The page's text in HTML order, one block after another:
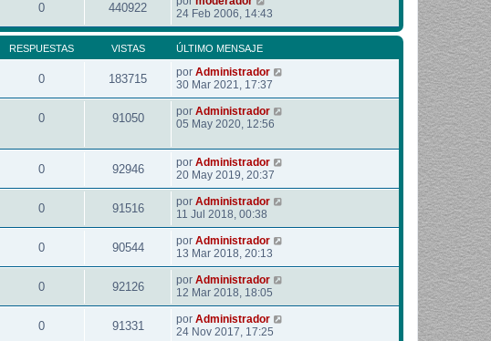
0 440922
24 Feb 2006, 14:43
RESPUESTAS VISTAS ÚLTIMO MENSAJE
0 183715 por Administrador
30 Mar 2021, 17:37
0 91050 por Administrador
05 May 2020, 12:56
0 92946 por Administrador
20 May 2019, 20:37
0 91516 por Administrador
11 Jul 2018, 00:38
0 90544 por Administrador
13 Mar 2018, 20:13
0 92126 por Administrador
12 Mar 2018, 18:05
0 91331 por Administrador
24 Nov 2017, 17:25